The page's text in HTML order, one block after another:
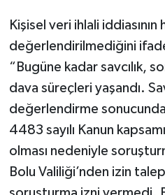
Kişisel veri ihlali
değerlendirilmediğini
“Bugüne kadar savcılık,
dava süreçleri yaşandı.
değerlendirme
4483 sayılı Kanun
olması nedeniyle
Bolu Valiliği’nden izin